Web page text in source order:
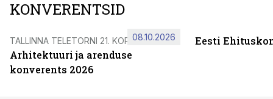
KONVERENTSID
TALLINNA TELETORNI 21. KORRUSEL
Arhitektuuri ja arenduse
konverents 2026
08.10.2026 Eesti